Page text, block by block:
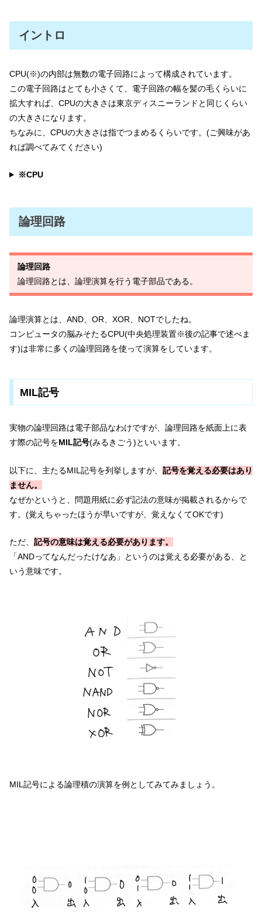
イントロ
CPU(※)の内部は無数の電子回路によって構成されています。
この電子回路はとても小さくて、電子回路の幅を髪の毛くらいに
拡大すれば、CPUの大きさは東京ディスニーランドと同じくらい
の大きさになります。
ちなみに、CPUの大きさは指でつまめるくらいです。(ご興味があ
れば調べてみてください)
※CPU
論理回路
論理回路
論理回路とは、論理演算を行う電子部品である。
論理演算とは、AND、OR、XOR、NOTでしたね。
コンピュータの脳みそたるCPU(中央処理装置※後の記事で述べま
す)は非常に多くの論理回路を使って演算をしています。
MIL記号
実物の論理回路は電子部品なわけですが、論理回路を紙面上に表
す際の記号をMIL記号(みるきごう)といいます。
以下に、主たるMIL記号を列挙しますが、 記号を覚える必要はあり
ません。
なぜかというと、問題用紙に必ず記法の意味が掲載されるからで
す。(覚えちゃったほうが早いですが、覚えなくてOKです)
ただ、 記号の意味は覚える必要があります。
「ANDってなんだったけなあ」というのは覚える必要がある、と
いう意味です。
MIL記号による論理積の演算を例としてみてみましょう。